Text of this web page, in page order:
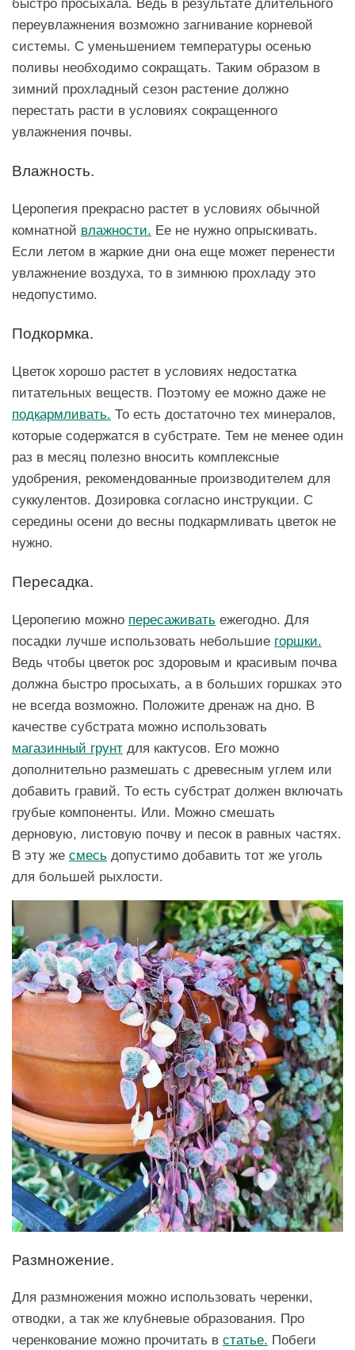
быстро просыхала. Ведь в результате длительного
переувлажнения возможно загнивание корневой
системы. С уменьшением температуры осенью
поливы необходимо сокращать. Таким образом в
зимний прохладный сезон растение должно
перестать расти в условиях сокращенного
увлажнения почвы.
Влажность.
Церопегия прекрасно растет в условиях обычной
комнатной влажности. Ее не нужно опрыскивать.
Если летом в жаркие дни она еще может перенести
увлажнение воздуха, то в зимнюю прохладу это
недопустимо.
Подкормка.
Цветок хорошо растет в условиях недостатка
питательных веществ. Поэтому ее можно даже не
подкармливать. То есть достаточно тех минералов,
которые содержатся в субстрате. Тем не менее один
раз в месяц полезно вносить комплексные
удобрения, рекомендованные производителем для
суккулентов. Дозировка согласно инструкции. С
середины осени до весны подкармливать цветок не
нужно.
Пересадка.
Церопегию можно пересаживать ежегодно. Для
посадки лучше использовать небольшие горшки.
Ведь чтобы цветок рос здоровым и красивым почва
должна быстро просыхать, а в больших горшках это
не всегда возможно. Положите дренаж на дно. В
качестве субстрата можно использовать
магазинный грунт для кактусов. Его можно
дополнительно размешать с древесным углем или
добавить гравий. То есть субстрат должен включать
грубые компоненты. Или. Можно смешать
дерновую, листовую почву и песок в равных частях.
В эту же смесь допустимо добавить тот же уголь
для большей рыхлости.
Размножение.
Для размножения можно использовать черенки,
отводки, а так же клубневые образования. Про
черенкование можно прочитать в статье. Побеги